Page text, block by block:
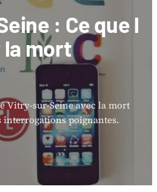
: Ce que l
la mort
Vitry-sur-Seine avec la mort
interrogations poignantes.